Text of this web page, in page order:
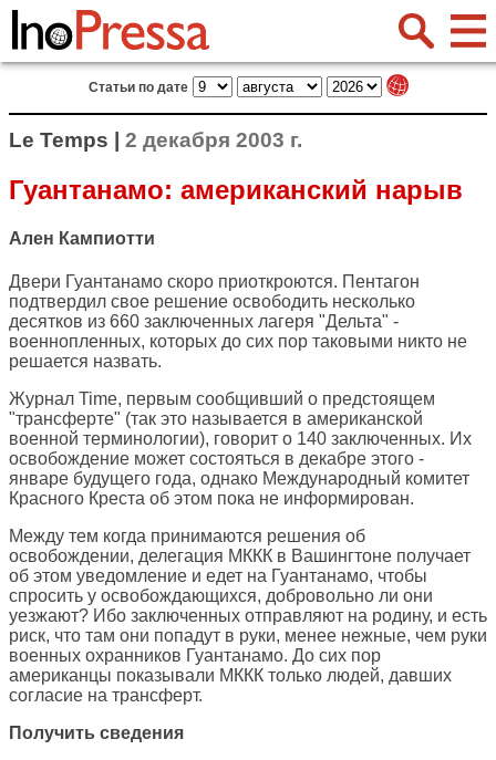
Статьи по дате
Le Temps | 2 декабря 2003 г.
Гуантанамо: американский нарыв
Ален Кампиотти
Двери Гуантанамо скоро приоткроются. Пентагон
подтвердил свое решение освободить несколько
десятков из 660 заключенных лагеря "Дельта" -
военнопленных, которых до сих пор таковыми никто не
решается назвать.
Журнал Time, первым сообщивший о предстоящем
"трансферте" (так это называется в американской
военной терминологии), говорит о 140 заключенных. Их
освобождение может состояться в декабре этого -
январе будущего года, однако Международный комитет
Красного Креста об этом пока не информирован.
Между тем когда принимаются решения об
освобождении, делегация МККК в Вашингтоне получает
об этом уведомление и едет на Гуантанамо, чтобы
спросить у освобождающихся, добровольно ли они
уезжают? Ибо заключенных отправляют на родину, и есть
риск, что там они попадут в руки, менее нежные, чем руки
военных охранников Гуантанамо. До сих пор
американцы показывали МККК только людей, давших
согласие на трансферт.
Получить сведения